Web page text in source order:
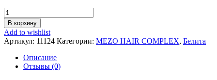
Количество
МезоМаска
Быстрый
рост
и
густота
волос
В корзину
Add to wishlist
Артикул: 11124 Категории: MEZO HAIR COMPLEX, Белита
Описание
Отзывы (0)